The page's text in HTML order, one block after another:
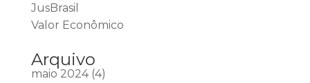
JusBrasil
Valor Econômico
Arquivo
maio 2024(4)